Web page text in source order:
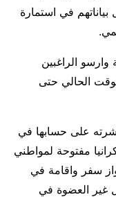
في استمارة
وارسو الراغبين
الحالي حتى
على حسابها في
مفتوحة لمواطني
سفر واقامة في
غير العضوة في